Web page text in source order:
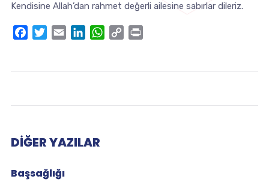
Kendisine Allah’dan rahmet değerli ailesine sabırlar dileriz.
FacebookTwitter
Email LinkedInWhatsApp
Copy
DIĞER YAZILAR
Başsağlığı